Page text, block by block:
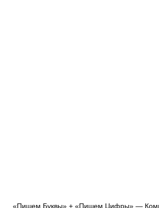
«Пишем Буквы» + «Пишем Цифры» —